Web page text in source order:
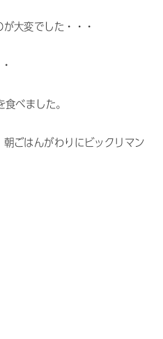
大変でした・・・
べました。
ごはんがわりにビックリマン